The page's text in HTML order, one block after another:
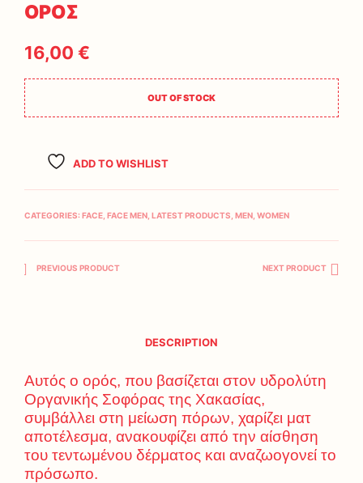
ΟΡΟΣ
16,00 €
OUT OF STOCK
ADD TO WISHLIST
CATEGORIES: FACE FACE MEN LATEST PRODUCTS MEN WOMEN
PREVIOUS PRODUCT NEXT PRODUCT
DESCRIPTION
Αυτός ο ορός, που βασίζεται στον υδρολύτη
Οργανικής Σοφόρας της Χακασίας,
συμβάλλει στη μείωση πόρων, χαρίζει ματ
αποτέλεσμα, ανακουφίζει από την αίσθηση
του τεντωμένου δέρματος και αναζωογονεί το
πρόσωπο.